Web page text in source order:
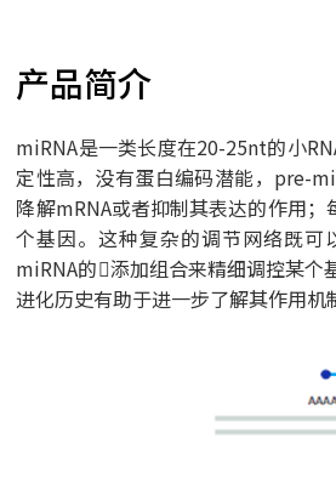
产品简介
miRNA是一类长度在20-25nt的小
定性高，没有蛋白编码潜能，pre-
降解mRNA或者抑制其表达的作用
个基因。这种复杂的调节网络既
miRNA的添加组合来精细调控某
进化历史有助于进一步了解其作用机